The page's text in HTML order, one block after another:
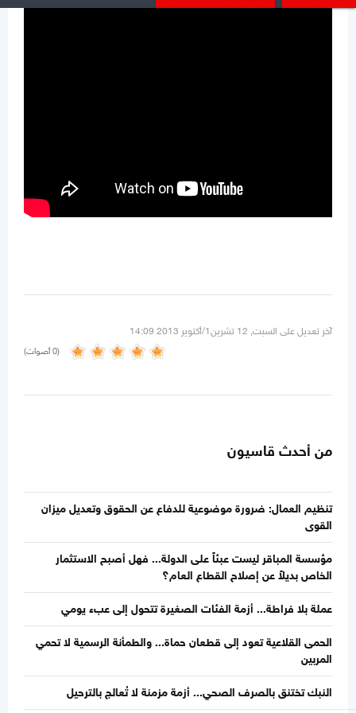
آخر تعديل على السبت, 12 تشرين1/أكتوير 2013 14:09
(0 أصوات)
من أحدث قاسيون
تنظيم العمال: ضرورة موضوعية للدفاع عن الحقوق وتعديل ميزان
القوى
مؤسسة المباقر ليست عبئاً على الدولة... فهل أصبح الاستثمار
الخاص بديلاً عن إصلاح القطاع العام؟
عملة بلا فراطة... أزمة الفئات الصغيرة تتحول إلى عبء يومي
الحمى القلاعية تعود إلى قطعان حماة... والطمأنة الرسمية لا تحمي
المربين
النبك تختنق بالصرف الصحي... أزمة مزمنة لا تُعالج بالترحيل